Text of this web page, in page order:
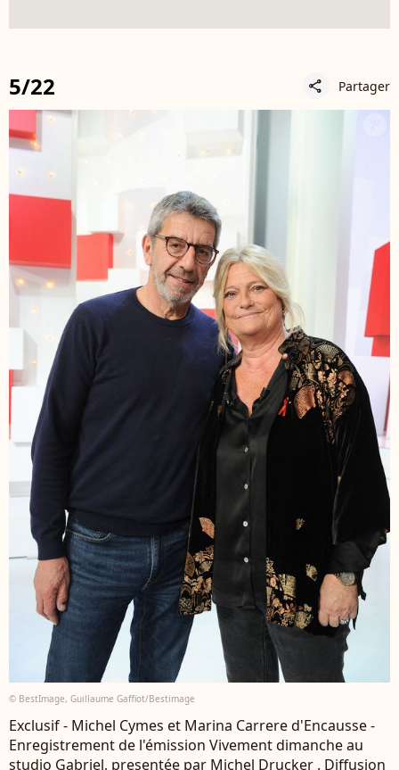
5/22 share Partager
© BestImage, Guillaume Gaffiot/Bestimage
Exclusif - Michel Cymes et Marina Carrere d'Encausse -
Enregistrement de l'émission Vivement dimanche au
studio Gabriel, presentée par Michel Drucker . Diffusion